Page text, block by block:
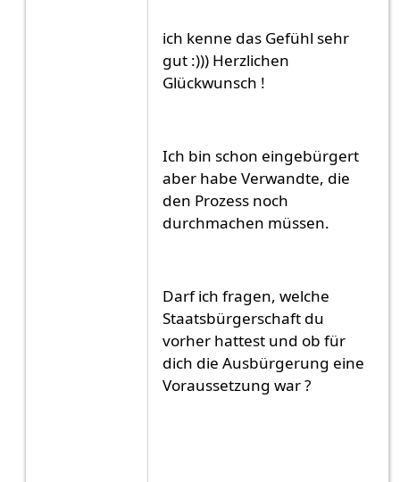
ich kenne das Gefühl sehr
gut :))) Herzlichen
Glückwunsch !
Ich bin schon eingebürgert
aber habe Verwandte, die
den Prozess noch
durchmachen müssen.
Darf ich fragen, welche
Staatsbürgerschaft du
vorher hattest und ob für
dich die Ausbürgerung eine
Voraussetzung war ?